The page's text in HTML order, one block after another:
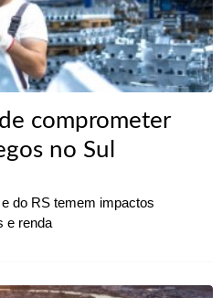
comprometer
no Sul
do RS temem impactos
e renda